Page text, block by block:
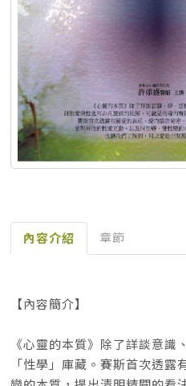
內容介紹 章節
【內容簡介】
《心靈的本質》除了詳談意
「性學」庫藏。賽斯首次透